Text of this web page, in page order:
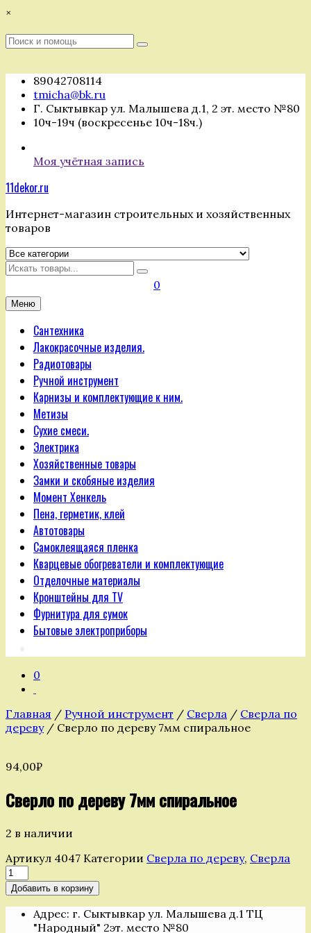
Перейти
содержимому
×
Поиск
Поиск
89042708114
tmicha@bk.ru
Г. Сыктывкар ул. Малышева д.1, 2 эт. место №80
10ч-19ч (воскресенье 10ч-18ч.)
Моя учётная запись
11dekor.ru
Интернет-магазин строительных и хозяйственных
товаров
Искать
0
Меню
Сантехника
Лакокрасочные изделия.
Радиотовары
Ручной инструмент
Карнизы и комплектующие к ним.
Метизы
Сухие смеси.
Электрика
Хозяйственные товары
Замки и скобяные изделия
Момент Хенкель
Пена, герметик, клей
Автотовары
Самоклеящаяся пленка
Кварцевые обогреватели и комплектующие
Отделочные материалы
Кронштейны для TV
Фурнитура для сумок
Бытовые электроприборы
0
Главная / Ручной инструмент / Сверла / Сверла по
дереву/ Сверло по дереву 7мм спиральное
94,00₽
Сверло по дереву 7мм спиральное
2 в наличии
Артикул 4047 Категории Сверла по дереву, Сверла
Количество
товара
Сверло
дереву
Добавить в корзину
Адрес: г. Сыктывкар ул. Малышева д.1 ТЦ
"Народный" 2эт. место №80